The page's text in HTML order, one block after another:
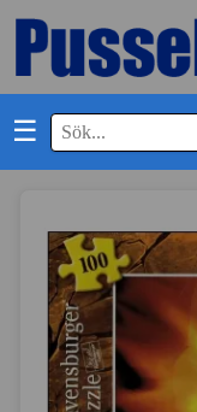
☰